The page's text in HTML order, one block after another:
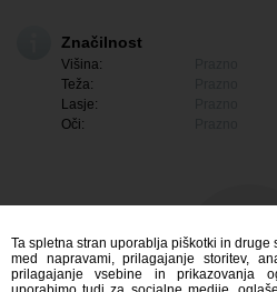
Značilnost
Višina:
Teža:
Lasje:
Oči:
Ta spletna stran uporablja piškotki in
med napravami, prilagajanje storitev,
prilagajanje vsebine in prikazovanja